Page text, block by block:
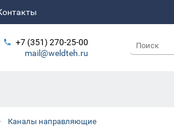
+7 (351) 270-25-00
mail@weldteh.ru
Каналы направляющие